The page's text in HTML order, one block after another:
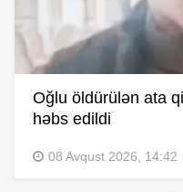
Oğlu öldürülən ata
həbs edildi
08 Avqust 2026, 14:42